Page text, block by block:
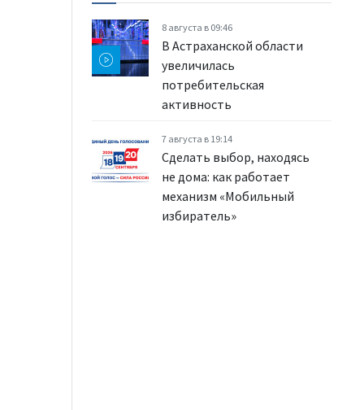
8 августа в 09:46
В Астраханской области
увеличилась
потребительская
активность
7 августа в 19:14
Сделать выбор, находясь
не дома: как работает
механизм «Мобильный
избиратель»